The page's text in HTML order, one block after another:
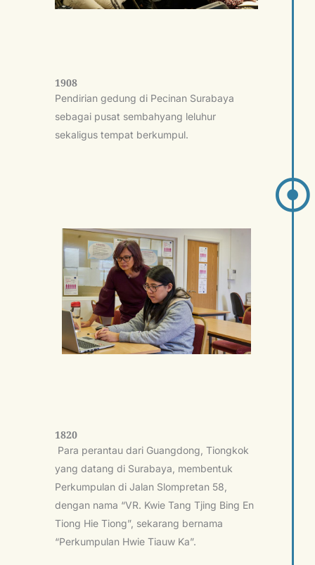
1908
Pendirian gedung di Pecinan Surabaya
sebagai pusat sembahyang leluhur
sekaligus tempat berkumpul.
1820
Para perantau dari Guangdong, Tiongkok
yang datang di Surabaya, membentuk
Perkumpulan di Jalan Slompretan 58,
dengan nama “VR. Kwie Tang Tjing Bing En
Tiong Hie Tiong”, sekarang bernama
“Perkumpulan Hwie Tiauw Ka”.